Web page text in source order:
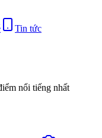
Tin tức
nổi tiếng nhất